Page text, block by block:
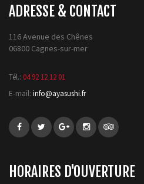
ADRESSE & CONTACT
116 Avenue des Chênes
06800 Cagnes-sur-mer
Tél.: 04 92 12 12 01
E-mail: info@ayasushi.fr
HORAIRES D'OUVERTURE